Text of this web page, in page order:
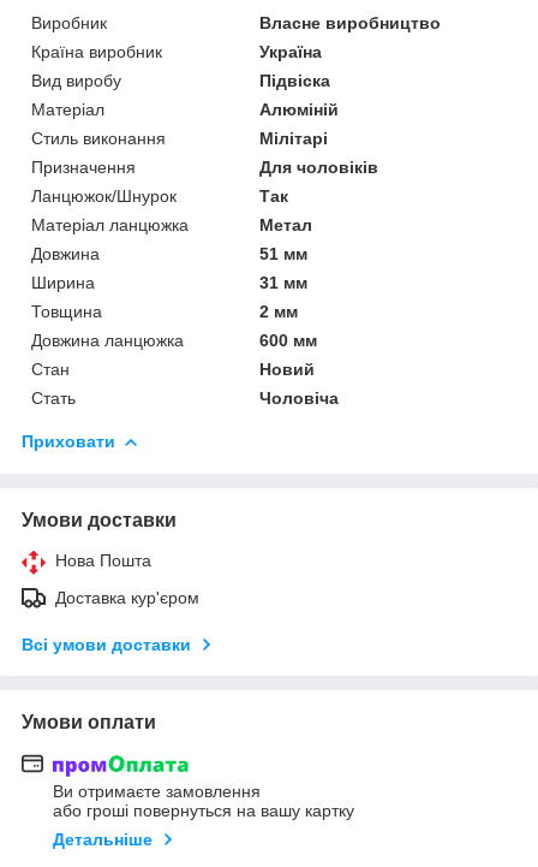
Виробник
Власне виробництво
Країна виробник
Україна
Вид виробу
Підвіска
Матеріал
Алюміній
Стиль виконання
Мілітарі
Призначення
Для чоловіків
Ланцюжок/Шнурок
Так
Матеріал ланцюжка
Метал
Довжина
51 мм
Ширина
31 мм
Товщина
2 мм
Довжина ланцюжка
600 мм
Стан
Новий
Стать
Чоловіча
Приховати
Умови доставки
Нова Пошта
Доставка кур'єром
Всі умови доставки
Умови оплати
Ви отримаєте замовлення
або гроші повернуться на вашу картку
Детальніше